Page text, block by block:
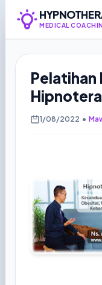
MEDICAL
Pelatihan
1/08/2022 •